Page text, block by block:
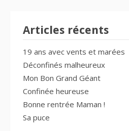
Articles récents
19 ans avec vents et marées
Déconfinés malheureux
Mon Bon Grand Géant
Confinée heureuse
Bonne rentrée Maman !
Sa puce